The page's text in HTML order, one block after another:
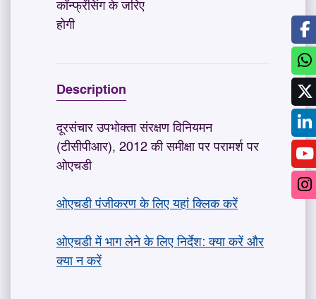
कॉन्फ्रेंसिंग के जरिए
होगी
Description
दूरसंचार उपभोक्ता संरक्षण विनियमन
(टीसीपीआर), 2012 की समीक्षा पर परामर्श पर
ओएचडी
ओएचडी पंजीकरण के लिए यहां क्लिक करें
ओएचडी में भाग लेने के लिए निर्देश: क्या करें और
क्या न करें